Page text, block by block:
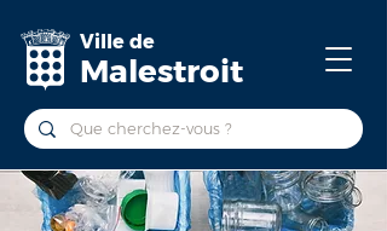
Ville de
Malestroit